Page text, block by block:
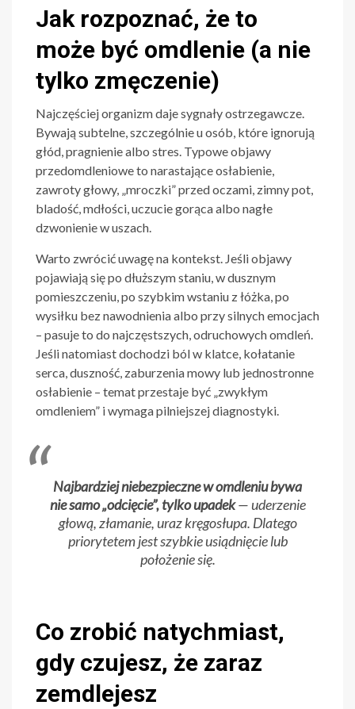
Jak rozpoznać, że to
może być omdlenie (a nie
tylko zmęczenie)
Najczęściej organizm daje sygnały ostrzegawcze.
Bywają subtelne, szczególnie u osób, które ignorują
głód, pragnienie albo stres. Typowe objawy
przedomdleniowe to narastające osłabienie,
zawroty głowy, „mroczki” przed oczami, zimny pot,
bladość, mdłości, uczucie gorąca albo nagłe
dzwonienie w uszach.
Warto zwrócić uwagę na kontekst. Jeśli objawy
pojawiają się po dłuższym staniu, w dusznym
pomieszczeniu, po szybkim wstaniu z łóżka, po
wysiłku bez nawodnienia albo przy silnych emocjach
– pasuje to do najczęstszych, odruchowych omdleń.
Jeśli natomiast dochodzi ból w klatce, kołatanie
serca, duszność, zaburzenia mowy lub jednostronne
osłabienie – temat przestaje być „zwykłym
omdleniem” i wymaga pilniejszej diagnostyki.
Najbardziej niebezpieczne w omdleniu bywa
nie samo „odcięcie”, tylko upadek— uderzenie
głową, złamanie, uraz kręgosłupa. Dlatego
priorytetem jest szybkie usiądnięcie lub
położenie się.
Co zrobić natychmiast,
gdy czujesz, że zaraz
zemdlejesz